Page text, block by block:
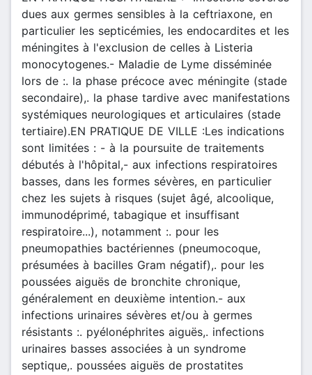
dues aux germes sensibles à la ceftriaxone, en
particulier les septicémies, les endocardites et les
méningites à l'exclusion de celles à Listeria
monocytogenes.- Maladie de Lyme disséminée
lors de :. la phase précoce avec méningite (stade
secondaire),. la phase tardive avec manifestations
systémiques neurologiques et articulaires (stade
tertiaire).EN PRATIQUE DE VILLE :Les indications
sont limitées : - à la poursuite de traitements
débutés à l'hôpital,- aux infections respiratoires
basses, dans les formes sévères, en particulier
chez les sujets à risques (sujet âgé, alcoolique,
immunodéprimé, tabagique et insuffisant
respiratoire...), notamment :. pour les
pneumopathies bactériennes (pneumocoque,
présumées à bacilles Gram négatif),. pour les
poussées aiguës de bronchite chronique,
généralement en deuxième intention.- aux
infections urinaires sévères et/ou à germes
résistants :. pyélonéphrites aiguës,. infections
urinaires basses associées à un syndrome
septique,. poussées aiguës de prostatites